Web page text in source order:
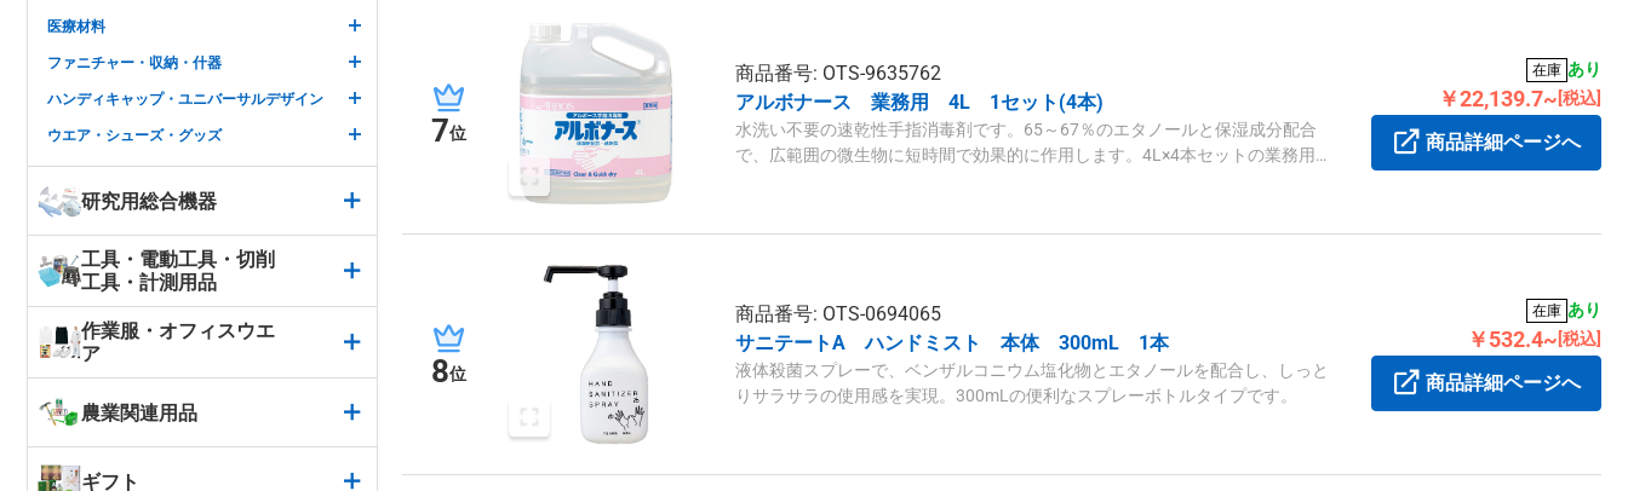
医療材料
ファニチャー・収納・什器
ハンディキャップ・ユニバーサルデザイン
ウエア・シューズ・グッズ
研究用総合機器
工具・電動工具・切削
工具・計測用品
作業服・オフィスウエ
ア
農業関連用品
ギフト
7位
商品番号: OTS-9635762
アルボナース 業務用 4L 1セット(4本)
水洗い不要の速乾性手指消毒剤です。65～67％のエタノールと保湿成分配合
で、広範囲の微生物に短時間で効果的に作用します。4L×4本セットの業務用
在庫 あり
￥22,139.7~ [税込]
商品詳細ページへ
8位
商品番号: OTS-0694065
サニテートA ハンドミスト 本体 300mL 1本
液体殺菌スプレーで、ベンザルコニウム塩化物とエタノールを配合し、しっと
りサラサラの使用感を実現。300mLの便利なスプレーボトルタイプです。
在庫 あり
￥532.4~ [税込]
商品詳細ページへ